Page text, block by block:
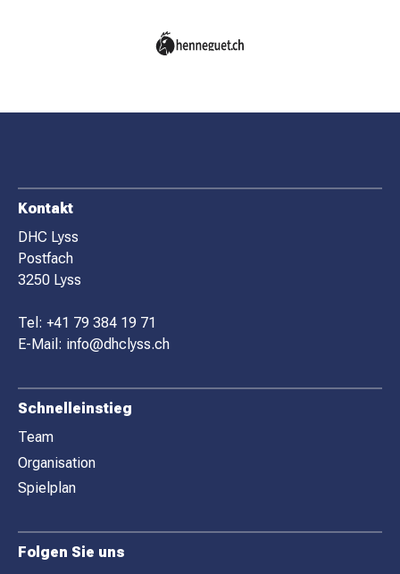
F
O
O
T
E
R
Kontakt
DHC Lyss
Postfach
3250 Lyss
Tel: +41 79 384 19 71
E-Mail: info@dhclyss.ch
Schnelleinstieg
Team
Organisation
Spielplan
Folgen Sie uns